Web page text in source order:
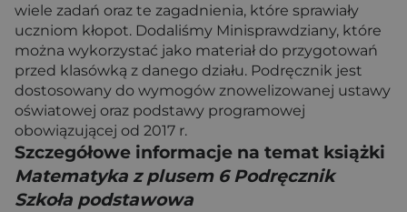
wiele zadań oraz te zagadnienia, które sprawiały
uczniom kłopot. Dodaliśmy Minisprawdziany, które
można wykorzystać jako materiał do przygotowań
przed klasówką z danego działu. Podręcznik jest
dostosowany do wymogów znowelizowanej ustawy
oświatowej oraz podstawy programowej
obowiązującej od 2017 r.
Szczegółowe informacje na temat książki
Matematyka z plusem 6 Podręcznik
Szkoła podstawowa